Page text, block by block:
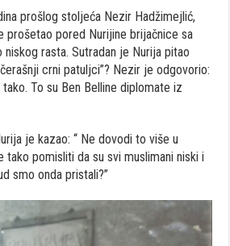
prošlog stoljeća Nezir Hadžimejlić,
prošetao pored Nurijine brijačnice sa
niskog rasta. Sutradan je Nurija pitao
crni patuljci”? Nezir je odgovorio:
tako. To su Ben Belline diplomate iz
je kazao: “ Ne dovodi to više u
tako pomisliti da su svi muslimani niski i
smo onda pristali?”